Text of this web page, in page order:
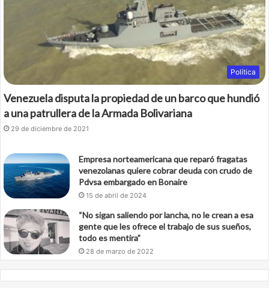
k
Política
Venezuela disputa la propiedad de un barco que hundió
a una patrullera de la Armada Bolivariana
29 de diciembre de 2021
Empresa norteamericana que reparó fragatas
venezolanas quiere cobrar deuda con crudo de
Pdvsa embargado en Bonaire
15 de abril de 2024
“No sigan saliendo por lancha, no le crean a esa
gente que les ofrece el trabajo de sus sueños,
todo es mentira”
28 de marzo de 2022